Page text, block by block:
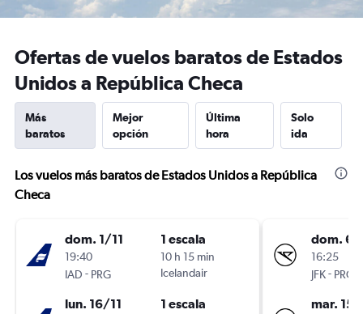
Ofertas de vuelos baratos de Estados
Unidos a República Checa
Más
baratos
Mejor
opción
Última
hora
Solo
ida
Los vuelos más baratos de Estados Unidos a República
Checa
dom. 1/11
19:40
IAD - PRG
1 escala
10 h 15 min
Icelandair
lun. 16/11 1 escala
dom. 6/
16:25
JFK- PRG
mar.